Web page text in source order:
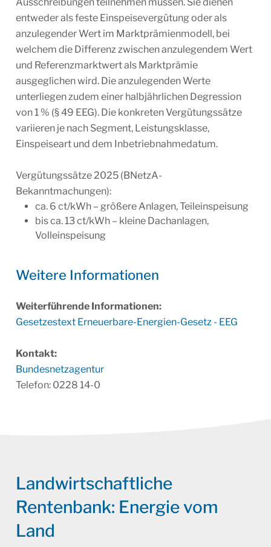
entweder als feste Einspeisevergütung oder als
anzulegender Wert im Marktprämienmodell, bei
welchem die Differenz zwischen anzulegendem Wert
und Referenzmarktwert als Marktprämie
ausgeglichen wird. Die anzulegenden Werte
unterliegen zudem einer halbjährlichen Degression
von 1 % (§ 49 EEG). Die konkreten Vergütungssätze
variieren je nach Segment, Leistungsklasse,
Einspeiseart und dem Inbetriebnahmedatum.
Vergütungssätze 2025 (BNetzA-
Bekanntmachungen):
ca. 6 ct/kWh – größere Anlagen, Teileinspeisung
bis ca. 13 ct/kWh – kleine Dachanlagen,
Volleinspeisung
Weitere Infor­ma­tionen
Weiterführende Informationen:
Gesetzestext Erneuerbare-Energien-Gesetz - EEG
Kontakt:
Bundesnetzagentur
Telefon: 0228 14-0
Landwirtschaftliche
Rentenbank: Energie vom
Land